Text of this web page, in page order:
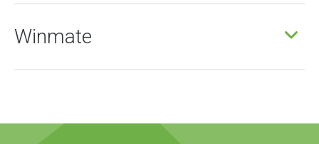
Winmate